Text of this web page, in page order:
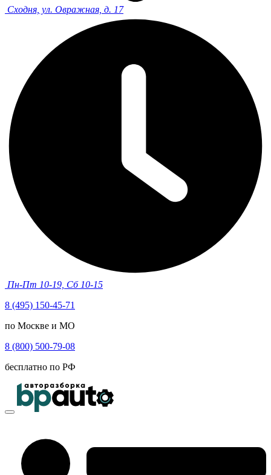
Сходня, ул. Овражная, д. 17
Пн-Пт 10-19, Сб 10-15
8 (495) 150-45-71
по Москве и МО
8 (800) 500-79-08
бесплатно по РФ